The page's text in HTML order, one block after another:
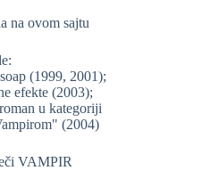
na ovom sajtu
(1999, 2001);
efekte (2003);
u kategoriji
(2004)
VAMPIR